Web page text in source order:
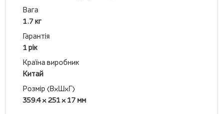
Вага
1.7 кг
Гарантія
1 рік
Країна виробник
Китай
Розмір (ВхШхГ)
359.4 x 251 x 17 мм